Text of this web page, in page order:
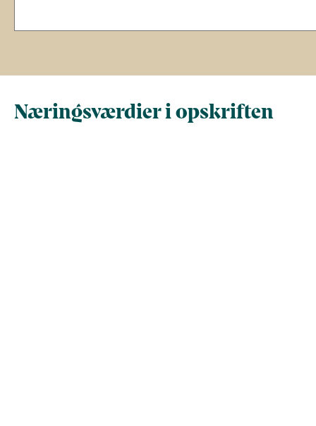
Næringsværdier i opskriften